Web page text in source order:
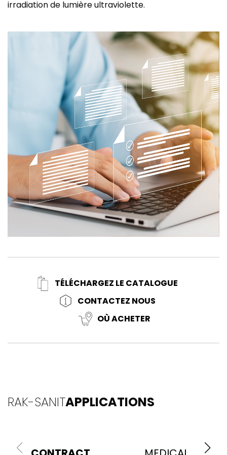
irradiation de lumière ultraviolette.
TÉLÉCHARGEZ LE CATALOGUE
CONTACTEZ NOUS
OÙ ACHETER
RAK-SANITAPPLICATIONS